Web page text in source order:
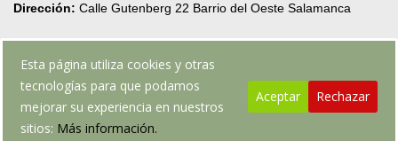
Dirección: Calle Gutenberg 22 Barrio del Oeste Salamanca
Web realizada por webpruebarafafo.com
Esta página utiliza cookies y otras
tecnologías para que podamos
mejorar su experiencia en nuestros
sitios: Más información.
Aceptar Rechazar